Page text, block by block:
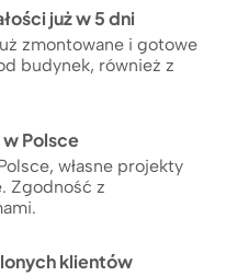
już w 5 dni
zmontowane i gotowe
budynek, również z
Polsce
własne projekty
Zgodność z
klientów